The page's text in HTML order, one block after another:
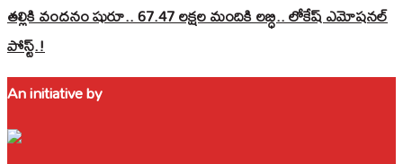
తల్లికి వందనం షురూ.. 67.47 లక్షల మందికి లబ్ధి.. లోకేష్‌ ఎమోషనల్
పోస్ట్‌.!
An initiative by